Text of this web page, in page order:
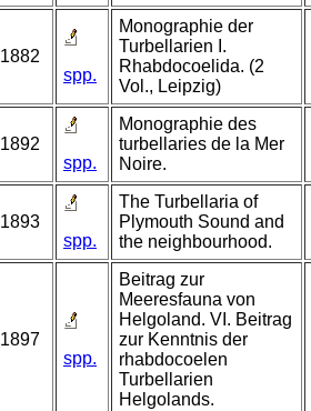
1882
spp.
Monographie der
Turbellarien I.
Rhabdocoelida. (2
Vol., Leipzig)
1892
spp.
Monographie des
turbellaries de la Mer
Noire.
1893
spp.
The Turbellaria of
Plymouth Sound and
the neighbourhood.
1897
spp.
Beitrag zur
Meeresfauna von
Helgoland. VI. Beitrag
zur Kenntnis der
rhabdocoelen
Turbellarien
Helgolands.